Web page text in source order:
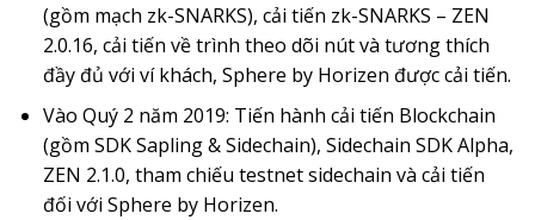
(gồm mạch zk-SNARKS), cải tiến zk-SNARKS – ZEN
2.0.16, cải tiến về trình theo dõi nút và tương thích
đầy đủ với ví khách, Sphere by Horizen được cải tiến.
Vào Quý 2 năm 2019: Tiến hành cải tiến Blockchain
(gồm SDK Sapling & Sidechain), Sidechain SDK Alpha,
ZEN 2.1.0, tham chiếu testnet sidechain và cải tiến
đối với Sphere by Horizen.